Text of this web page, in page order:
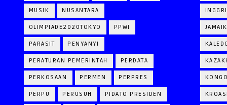
MUSIK NUSANTARA
OLIMPIADE2020TOKYO PPWI
PARASIT PENYANYI
PERATURAN PEMERINTAH PERDATA
PERKOSAAN PERMEN PERPRES
PERPU PERUSUH PIDATO PRESIDEN